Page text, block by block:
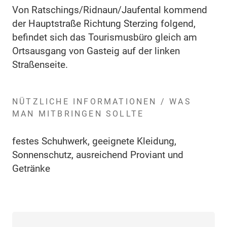
Von Ratschings/Ridnaun/Jaufental kommend
der Hauptstraße Richtung Sterzing folgend,
befindet sich das Tourismusbüro gleich am
Ortsausgang von Gasteig auf der linken
Straßenseite.
NÜTZLICHE INFORMATIONEN / WAS
MAN MITBRINGEN SOLLTE
festes Schuhwerk, geeignete Kleidung,
Sonnenschutz, ausreichend Proviant und
Getränke